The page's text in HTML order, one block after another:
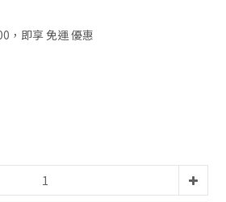
，即享 免運 優惠